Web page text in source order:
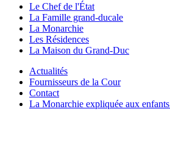
Le Chef de l'État
La Famille grand-ducale
La Monarchie
Les Résidences
La Maison du Grand-Duc
Actualités
Fournisseurs de la Cour
Contact
La Monarchie expliquée aux enfants